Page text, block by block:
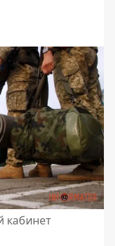
кабинет